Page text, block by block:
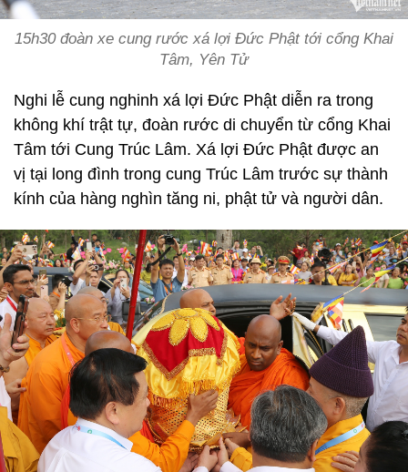
15h30 đoàn xe cung rước xá lợi Đức Phật tới cổng Khai
Tâm, Yên Tử
Nghi lễ cung nghinh xá lợi Đức Phật diễn ra trong
không khí trật tự, đoàn rước di chuyển từ cổng Khai
Tâm tới Cung Trúc Lâm. Xá lợi Đức Phật được an
vị tại long đình trong cung Trúc Lâm trước sự thành
kính của hàng nghìn tăng ni, phật tử và người dân.